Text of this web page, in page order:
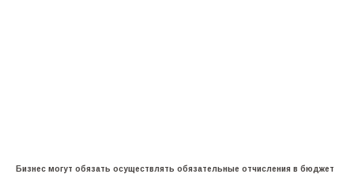
Бизнес могут обязать осуществлять обязательные отчисления в бюджет